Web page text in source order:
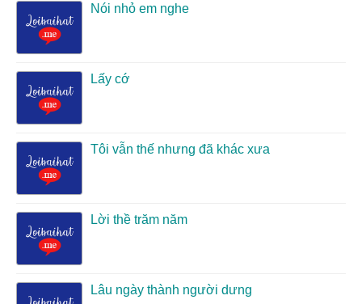
Nói nhỏ em nghe
Lấy cớ
Tôi vẫn thế nhưng đã khác xưa
Lời thề trăm năm
Lâu ngày thành người dưng